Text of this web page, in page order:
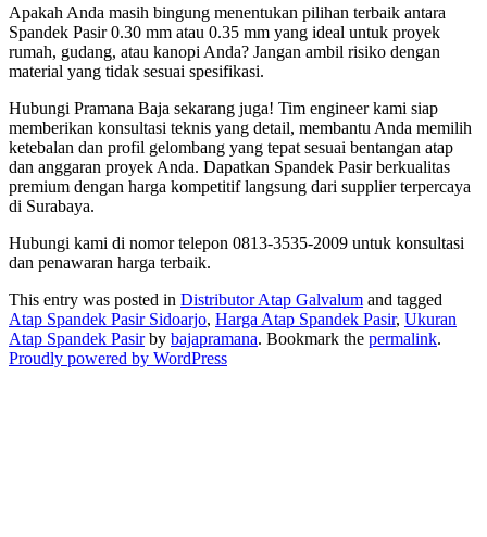
Apakah Anda masih bingung menentukan pilihan terbaik antara
Spandek Pasir 0.30 mm atau 0.35 mm yang ideal untuk proyek
rumah, gudang, atau kanopi Anda? Jangan ambil risiko dengan
material yang tidak sesuai spesifikasi.
Hubungi Pramana Baja sekarang juga! Tim engineer kami siap
memberikan konsultasi teknis yang detail, membantu Anda memilih
ketebalan dan profil gelombang yang tepat sesuai bentangan atap
dan anggaran proyek Anda. Dapatkan Spandek Pasir berkualitas
premium dengan harga kompetitif langsung dari supplier terpercaya
di Surabaya.
Hubungi kami di nomor telepon 0813-3535-2009 untuk konsultasi
dan penawaran harga terbaik.
This entry was posted in Distributor Atap Galvalum and tagged
Atap Spandek Pasir Sidoarjo, Harga Atap Spandek Pasir, Ukuran
Atap Spandek Pasirby bajapramana. Bookmark the permalink.
Proudly powered by WordPress